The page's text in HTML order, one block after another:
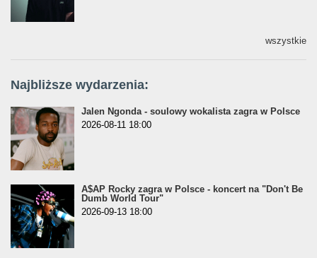
wszystkie
Najbliższe wydarzenia:
Jalen Ngonda - soulowy wokalista zagra w Polsce
2026-08-11 18:00
A$AP Rocky zagra w Polsce - koncert na "Don't Be
Dumb World Tour"
2026-09-13 18:00